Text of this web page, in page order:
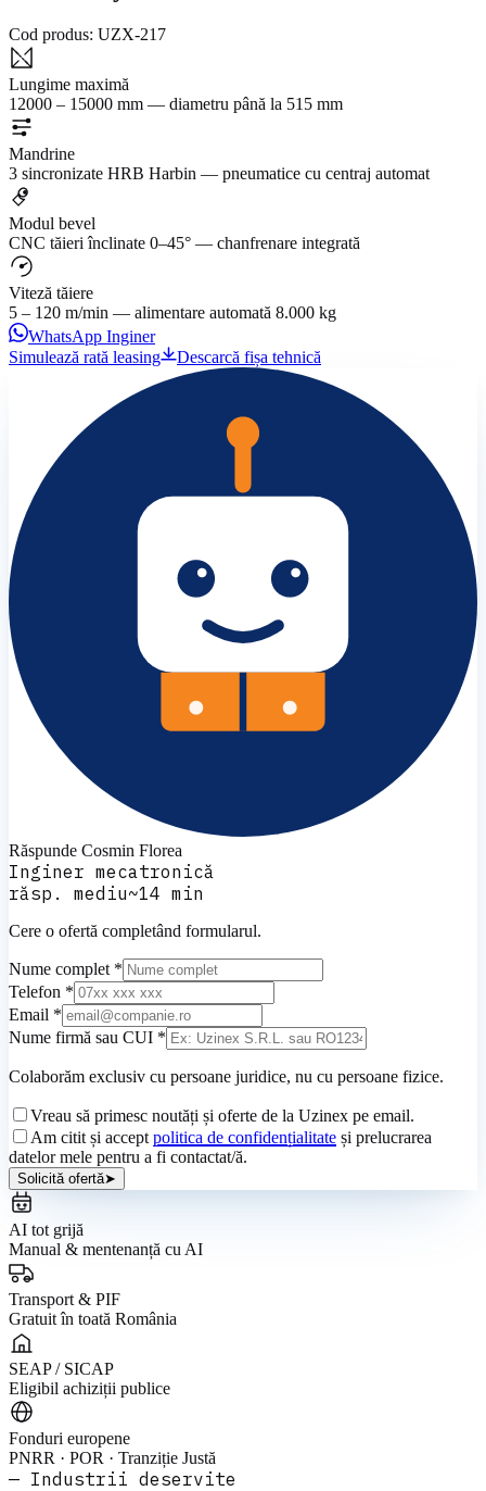
Cod produs: UZX-217
Lungime maximă
12000 – 15000 mm — diametru până la 515 mm
Mandrine
3 sincronizate HRB Harbin — pneumatice cu centraj automat
Modul bevel
CNC tăieri înclinate 0–45° — chanfrenare integrată
Viteză tăiere
5 – 120 m/min — alimentare automată 8.000 kg
WhatsApp Inginer
Simulează rată leasing
Descarcă fișa tehnică
Răspunde Cosmin Florea
Inginer mecatronică
răsp. mediu~14 min
Cere o ofertă completând formularul.
Nume complet *
Telefon *
Email *
Nume firmă sau CUI *
Colaborăm exclusiv cu persoane juridice, nu cu persoane fizice.
Vreau să primesc noutăți și oferte de la Uzinex pe email.
Am citit și accept politica de confidențialitate și prelucrarea
datelor mele pentru a fi contactat/ă.
Solicită ofertă➤
AI tot grijă
Manual & mentenanță cu AI
Transport & PIF
Gratuit în toată România
SEAP / SICAP
Eligibil achiziții publice
Fonduri europene
PNRR · POR · Tranziție Justă
— Industrii deservite